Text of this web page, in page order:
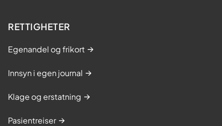
RETTIGHETER
Egenandel og frikort
Innsyn i egen journal
Klage og erstatning
Pasientreiser